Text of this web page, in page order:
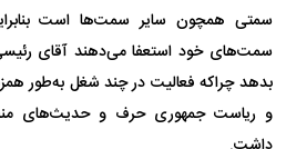
سمتی همچون سایر سمت‌ها است
سمت‌های خود استعفا می‌دهند آقای
بدهد چراکه فعالیت در چند شغل به‌طور
و ریاست جمهوری حرف و حدیث‌های